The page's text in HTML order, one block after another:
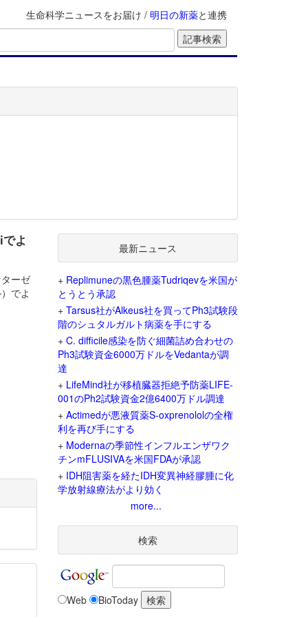
生命科学ニュースをお届け / 明日の新薬と連携
よ
ーゼ
でよ
最新ニュース
+ Replimuneの黒色腫薬Tudriqevを米国が
とうとう承認
+ Tarsus社がAlkeus社を買ってPh3試験段
階のシュタルガルト病薬を手にする
+ C. difficile感染を防ぐ細菌詰め合わせの
Ph3試験資金6000万ドルをVedantaが調
達
+ LifeMind社が移植臓器拒絶予防薬LIFE-
001のPh2試験資金2億6400万ドル調達
+ Actimedが悪液質薬S-oxprenololの全権
利を再び手にする
+ Modernaの季節性インフルエンザワク
チンmFLUSIVAを米国FDAが承認
+ IDH阻害薬を経たIDH変異神経膠腫に化
学放射線療法がより効く
more...
検索
Web BioToday